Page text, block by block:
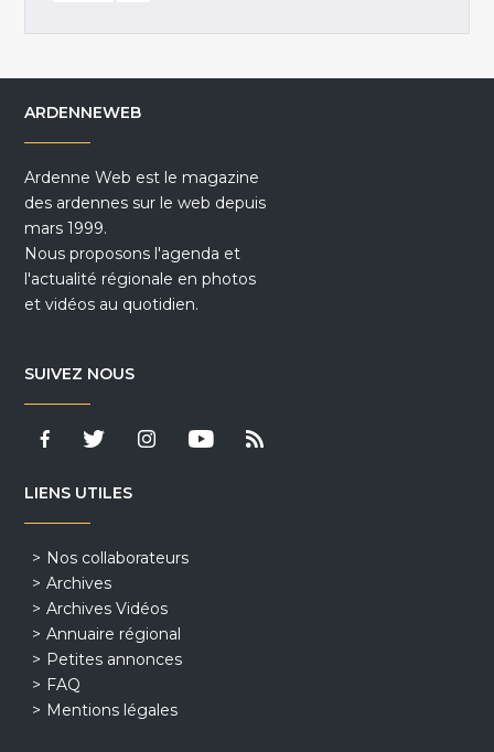
ARDENNEWEB
Ardenne Web est le magazine
des ardennes sur le web depuis
mars 1999.
Nous proposons l'agenda et
l'actualité régionale en photos
et vidéos au quotidien.
SUIVEZ NOUS
LIENS UTILES
Nos collaborateurs
Archives
Archives Vidéos
Annuaire régional
Petites annonces
FAQ
Mentions légales